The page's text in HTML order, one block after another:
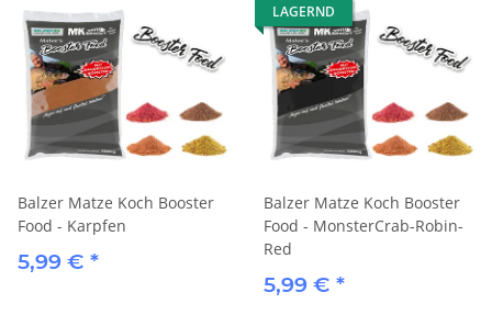
Balzer Matze Koch Booster
Food - Karpfen
5,99 € *
LAGERND
Balzer Matze Koch Booster
Food - MonsterCrab-Robin-
Red
5,99 € *